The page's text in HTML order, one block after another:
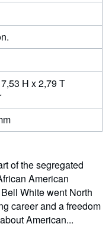
H x 2,79 T
Breite:
25,15
cm,
Höhe:
cm,
Tiefe:
2,79
cm
of the segregated
American
White went North
career and a freedom
American...